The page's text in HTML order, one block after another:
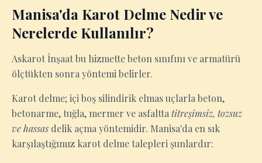
Manisa'da Karot Delme Nedir ve
Nerelerde Kullanılır?
Askarot İnşaat bu hizmette beton sınıfını ve armatürü
ölçtükten sonra yöntemi belirler.
Karot delme; içi boş silindirik elmas uçlarla beton,
betonarme, tuğla, mermer ve asfaltta titreşimsiz, tozsuz
ve hassas delik açma yöntemidir. Manisa'da en sık
karşılaştığımız karot delme talepleri şunlardır: